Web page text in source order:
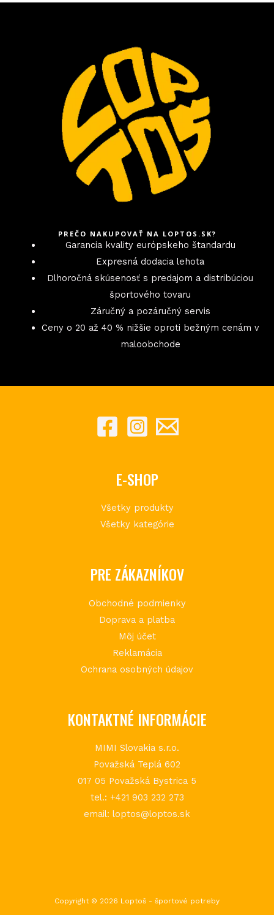
PREČO NAKUPOVAŤ NA LOPTOS.SK?
Garancia kvality európskeho štandardu
Expresná dodacia lehota
Dlhoročná skúsenosť s predajom a distribúciou
športového tovaru
Záručný a pozáručný servis
Ceny o 20 až 40 % nižšie oproti bežným cenám v
maloobchode
E-SHOP
Všetky produkty
Všetky kategórie
PRE ZÁKAZNÍKOV
Obchodné podmienky
Doprava a platba
Môj účet
Reklamácia
Ochrana osobných údajov
KONTAKTNÉ INFORMÁCIE
MIMI Slovakia s.r.o.
Považská Teplá 602
017 05 Považská Bystrica 5
tel.: +421 903 232 273
email: loptos@loptos.sk
Copyright © 2026 Loptoš - športové potreby